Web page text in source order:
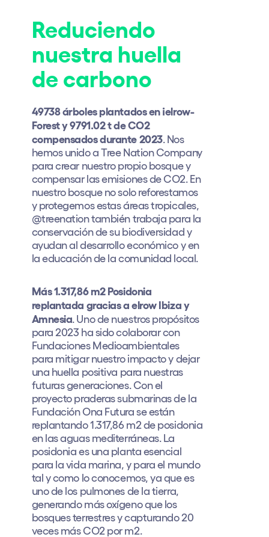
Quienes somos
¿Quieres trabajar con nosotros?
elrow News
Síguenos en tiktok
Síguenos en facebook
Síguenos en instagram
Síguenos en twitter
Síguenos en linkedin
Síguenos en youtube
Política de Privacidad
Política de Sostenibilidad
Reduciendo
nuestra huella
de carbono
49738 árboles plantados en ¡elrow-
Forest y 9791.02 t de CO2
compensados durante 2023. Nos
hemos unido a Tree Nation Company
para crear nuestro propio bosque y
compensar las emisiones de CO2. En
nuestro bosque no solo reforestamos
y protegemos estas áreas tropicales,
@treenation también trabaja para la
conservación de su biodiversidad y
ayudan al desarrollo económico y en
la educación de la comunidad local.
Más 1.317,86 m2 Posidonia
replantada gracias a elrow Ibiza y
Amnesia . Uno de nuestros propósitos
para 2023 ha sido colaborar con
Fundaciones Medioambientales
para mitigar nuestro impacto y dejar
una huella positiva para nuestras
futuras generaciones. Con el
proyecto praderas submarinas de la
Fundación Ona Futura se están
replantando 1.317,86 m2 de posidonia
en las aguas mediterráneas. La
posidonia es una planta esencial
para la vida marina, y para el mundo
tal y como lo conocemos, ya que es
uno de los pulmones de la tierra,
generando más oxígeno que los
bosques terrestres y capturando 20
veces más CO2 por m2.